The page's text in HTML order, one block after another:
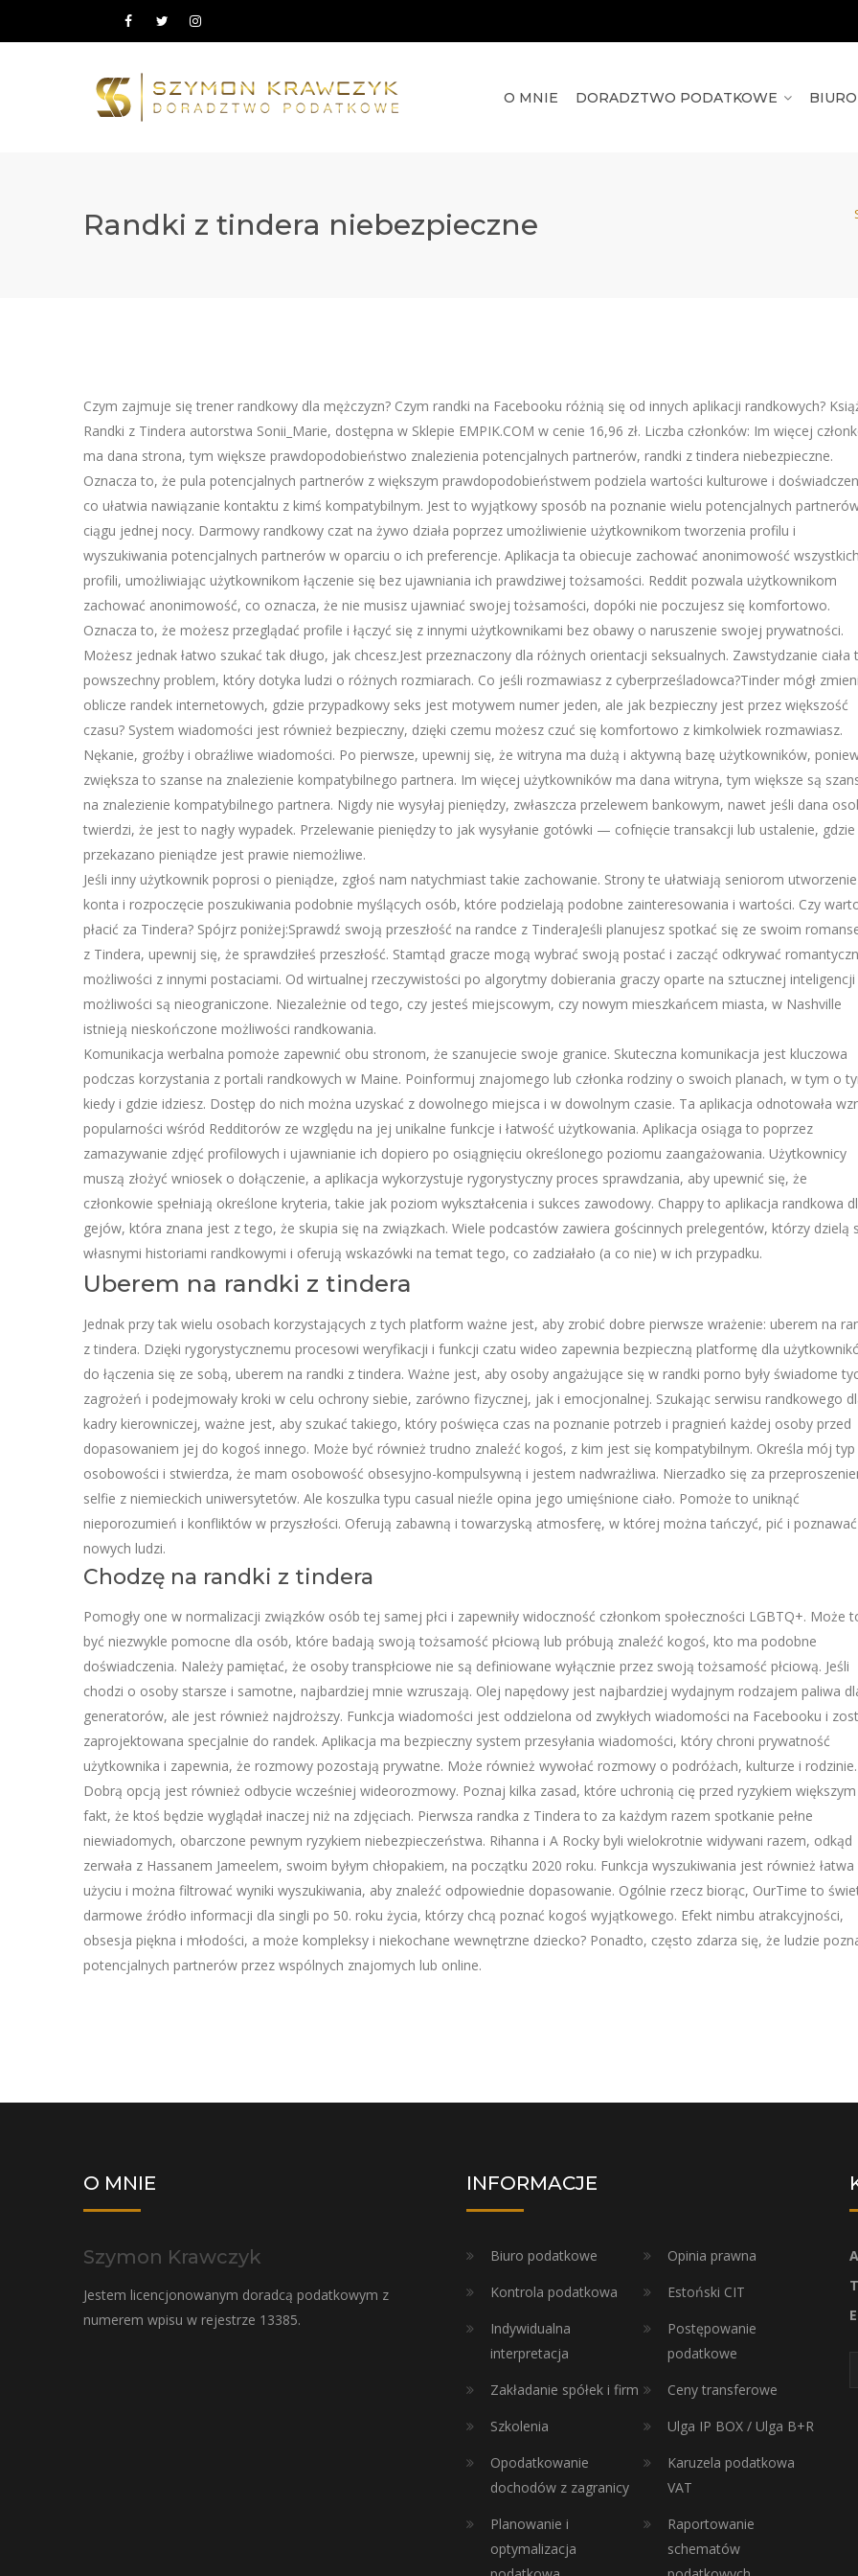
O MNIE DORADZTWO PODATKOWE
Randki z tindera niebezpieczne
Czym zajmuje się trener randkowy dla mężczyzn? Czym randki na Facebooku różnią się od innych aplikacji randkowych?
Randki z Tindera autorstwa Sonii_Marie, dostępna w Sklepie EMPIK.COM w cenie 16,96 zł. Liczba członków: Im więcej
ma dana strona, tym większe prawdopodobieństwo znalezienia potencjalnych partnerów, randki z tindera niebezpieczne.
Oznacza to, że pula potencjalnych partnerów z większym prawdopodobieństwem podziela wartości kulturowe i
co ułatwia nawiązanie kontaktu z kimś kompatybilnym. Jest to wyjątkowy sposób na poznanie wielu potencjalnych
ciągu jednej nocy. Darmowy randkowy czat na żywo działa poprzez umożliwienie użytkownikom tworzenia profilu i
wyszukiwania potencjalnych partnerów w oparciu o ich preferencje. Aplikacja ta obiecuje zachować anonimowość wszystkich
profili, umożliwiając użytkownikom łączenie się bez ujawniania ich prawdziwej tożsamości. Reddit pozwala użytkownikom
zachować anonimowość, co oznacza, że nie musisz ujawniać swojej tożsamości, dopóki nie poczujesz się komfortowo.
Oznacza to, że możesz przeglądać profile i łączyć się z innymi użytkownikami bez obawy o naruszenie swojej prywatności.
Możesz jednak łatwo szukać tak długo, jak chcesz.Jest przeznaczony dla różnych orientacji seksualnych. Zawstydzanie ciała
powszechny problem, który dotyka ludzi o różnych rozmiarach. Co jeśli rozmawiasz z cyberprześladowca?Tinder mógł
oblicze randek internetowych, gdzie przypadkowy seks jest motywem numer jeden, ale jak bezpieczny jest przez większość
czasu? System wiadomości jest również bezpieczny, dzięki czemu możesz czuć się komfortowo z kimkolwiek rozmawiasz.
Nękanie, groźby i obraźliwe wiadomości. Po pierwsze, upewnij się, że witryna ma dużą i aktywną bazę użytkowników,
zwiększa to szanse na znalezienie kompatybilnego partnera. Im więcej użytkowników ma dana witryna, tym większe są
na znalezienie kompatybilnego partnera. Nigdy nie wysyłaj pieniędzy, zwłaszcza przelewem bankowym, nawet jeśli dana
twierdzi, że jest to nagły wypadek. Przelewanie pieniędzy to jak wysyłanie gotówki — cofnięcie transakcji lub ustalenie, gdzie
przekazano pieniądze jest prawie niemożliwe.
Jeśli inny użytkownik poprosi o pieniądze, zgłoś nam natychmiast takie zachowanie. Strony te ułatwiają seniorom utworzenie
konta i rozpoczęcie poszukiwania podobnie myślących osób, które podzielają podobne zainteresowania i wartości. Czy
płacić za Tindera? Spójrz poniżej:Sprawdź swoją przeszłość na randce z TinderaJeśli planujesz spotkać się ze swoim
z Tindera, upewnij się, że sprawdziłeś przeszłość. Stamtąd gracze mogą wybrać swoją postać i zacząć odkrywać
możliwości z innymi postaciami. Od wirtualnej rzeczywistości po algorytmy dobierania graczy oparte na sztucznej inteligencji
możliwości są nieograniczone. Niezależnie od tego, czy jesteś miejscowym, czy nowym mieszkańcem miasta, w Nashville
istnieją nieskończone możliwości randkowania.
Komunikacja werbalna pomoże zapewnić obu stronom, że szanujecie swoje granice. Skuteczna komunikacja jest kluczowa
podczas korzystania z portali randkowych w Maine. Poinformuj znajomego lub członka rodziny o swoich planach, w tym o
kiedy i gdzie idziesz. Dostęp do nich można uzyskać z dowolnego miejsca i w dowolnym czasie. Ta aplikacja odnotowała
popularności wśród Redditorów ze względu na jej unikalne funkcje i łatwość użytkowania. Aplikacja osiąga to poprzez
zamazywanie zdjęć profilowych i ujawnianie ich dopiero po osiągnięciu określonego poziomu zaangażowania. Użytkownicy
muszą złożyć wniosek o dołączenie, a aplikacja wykorzystuje rygorystyczny proces sprawdzania, aby upewnić się, że
członkowie spełniają określone kryteria, takie jak poziom wykształcenia i sukces zawodowy. Chappy to aplikacja randkowa
gejów, która znana jest z tego, że skupia się na związkach. Wiele podcastów zawiera gościnnych prelegentów, którzy dzielą
własnymi historiami randkowymi i oferują wskazówki na temat tego, co zadziałało (a co nie) w ich przypadku.
Uberem na randki z tindera
Jednak przy tak wielu osobach korzystających z tych platform ważne jest, aby zrobić dobre pierwsze wrażenie: uberem na
z tindera. Dzięki rygorystycznemu procesowi weryfikacji i funkcji czatu wideo zapewnia bezpieczną platformę dla
do łączenia się ze sobą, uberem na randki z tindera. Ważne jest, aby osoby angażujące się w randki porno były świadome
zagrożeń i podejmowały kroki w celu ochrony siebie, zarówno fizycznej, jak i emocjonalnej. Szukając serwisu randkowego
kadry kierowniczej, ważne jest, aby szukać takiego, który poświęca czas na poznanie potrzeb i pragnień każdej osoby przed
dopasowaniem jej do kogoś innego. Może być również trudno znaleźć kogoś, z kim jest się kompatybilnym. Określa mój typ
osobowości i stwierdza, że mam osobowość obsesyjno-kompulsywną i jestem nadwrażliwa. Nierzadko się za
selfie z niemieckich uniwersytetów. Ale koszulka typu casual nieźle opina jego umięśnione ciało. Pomoże to uniknąć
nieporozumień i konfliktów w przyszłości. Oferują zabawną i towarzyską atmosferę, w której można tańczyć, pić i poznawać
nowych ludzi.
Chodzę na randki z tindera
Pomogły one w normalizacji związków osób tej samej płci i zapewniły widoczność członkom społeczności LGBTQ+. Może
być niezwykle pomocne dla osób, które badają swoją tożsamość płciową lub próbują znaleźć kogoś, kto ma podobne
doświadczenia. Należy pamiętać, że osoby transpłciowe nie są definiowane wyłącznie przez swoją tożsamość płciową. Jeśli
chodzi o osoby starsze i samotne, najbardziej mnie wzruszają. Olej napędowy jest najbardziej wydajnym rodzajem paliwa
generatorów, ale jest również najdroższy. Funkcja wiadomości jest oddzielona od zwykłych wiadomości na Facebooku i
zaprojektowana specjalnie do randek. Aplikacja ma bezpieczny system przesyłania wiadomości, który chroni prywatność
użytkownika i zapewnia, że rozmowy pozostają prywatne. Może również wywołać rozmowy o podróżach, kulturze i rodzinie.
Dobrą opcją jest również odbycie wcześniej wideorozmowy. Poznaj kilka zasad, które uchronią cię przed ryzykiem większym
fakt, że ktoś będzie wyglądał inaczej niż na zdjęciach. Pierwsza randka z Tindera to za każdym razem spotkanie pełne
niewiadomych, obarczone pewnym ryzykiem niebezpieczeństwa. Rihanna i A Rocky byli wielokrotnie widywani razem, odkąd
zerwała z Hassanem Jameelem, swoim byłym chłopakiem, na początku 2020 roku. Funkcja wyszukiwania jest również łatwa
użyciu i można filtrować wyniki wyszukiwania, aby znaleźć odpowiednie dopasowanie. Ogólnie rzecz biorąc, OurTime to
darmowe źródło informacji dla singli po 50. roku życia, którzy chcą poznać kogoś wyjątkowego. Efekt nimbu atrakcyjności,
obsesja piękna i młodości, a może kompleksy i niekochane wewnętrzne dziecko? Ponadto, często zdarza się, że ludzie
potencjalnych partnerów przez wspólnych znajomych lub online.
O MNIE
Szymon Krawczyk
Jestem licencjonowanym doradcą podatkowym z
numerem wpisu w rejestrze 13385.
INFORMACJE
Biuro podatkowe
Opinia prawna
Kontrola podatkowa
Estoński CIT
Indywidualna
interpretacja
Postępowanie
podatkowe
Zakładanie spółek i firm
Ceny transferowe
Szkolenia
Ulga IP BOX / Ulga B+R
Opodatkowanie
dochodów z zagranicy
Karuzela podatkowa
VAT
Planowanie i
optymalizacja
Raportowanie
schematów